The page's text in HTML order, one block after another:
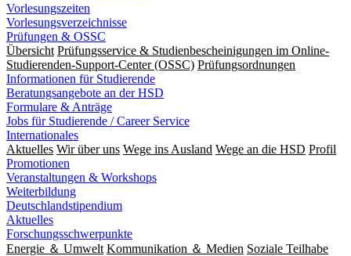
Vorlesungszeiten
Vorlesungsverzeichnisse
Prüfungen & OSSC
Übersicht Prüfungsservice & Studienbescheinigungen im Online-
Studierenden-Support-Center (OSSC) Prüfungsordnungen
Informationen für Studierende
Beratungsangebote an der HSD
Formulare & Anträge
Jobs für Studierende / Career Service
Internationales
Aktuelles Wir über uns Wege ins Ausland Wege an die HSD Profil
Promotionen
Veranstaltungen & Workshops
Weiterbildung
Deutschlandstipendium
Aktuelles
Forschungsschwerpunkte
Energie ＆ Umwelt Kommunikation ＆ Medien Soziale Teilhabe